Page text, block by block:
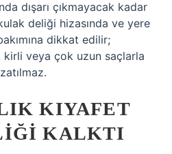
dışarı çıkmayacak kadar
deliği hizasında ve yere
dikkat edilir;
kirli veya çok uzun saçlarla
KIYAFET
KALKTI